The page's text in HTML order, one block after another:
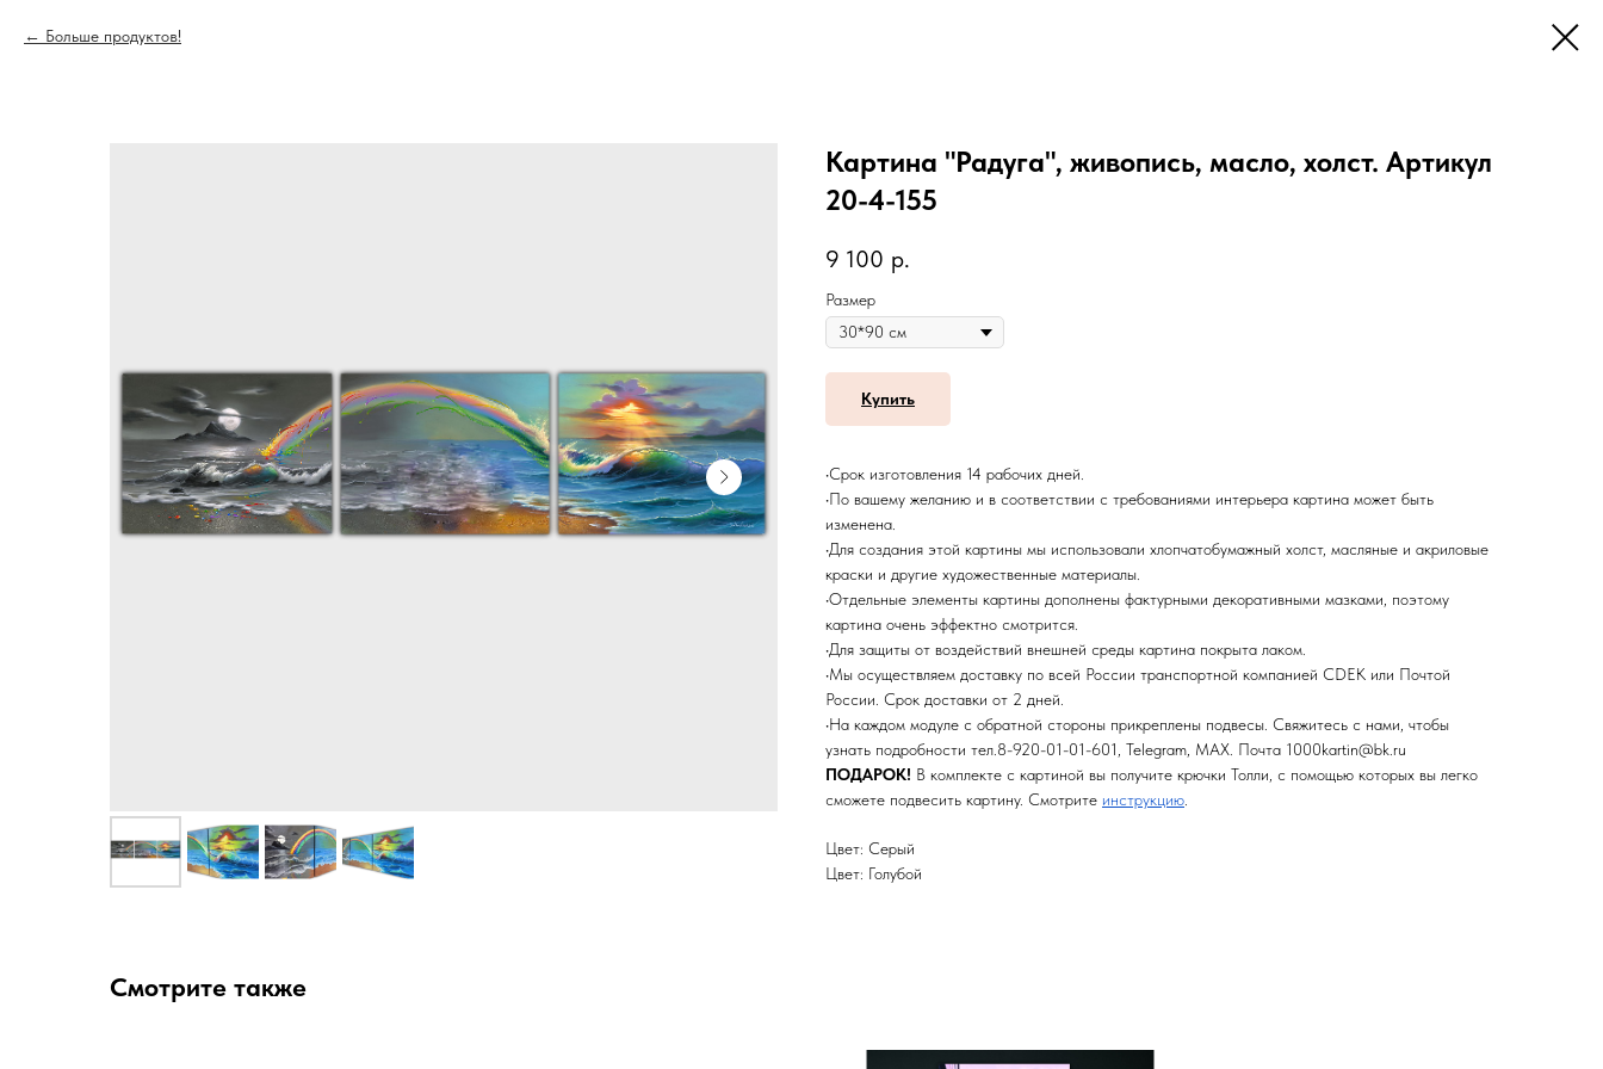
Больше продуктов!
Картина "Радуга", живопись, масло, холст. Артикул
20-4-155
9 100 р.
Размер
Купить
•Срок изготовления 14 рабочих дней.
•По вашему желанию и в соответствии с требованиями интерьера картина может быть
изменена.
•Для создания этой картины мы использовали хлопчатобумажный холст, масляные и акриловые
краски и другие художественные материалы.
•Отдельные элементы картины дополнены фактурными декоративными мазками, поэтому
картина очень эффектно смотрится.
•Для защиты от воздействий внешней среды картина покрыта лаком.
•Мы осуществляем доставку по всей России транспортной компанией CDEK или Почтой
России. Срок доставки от 2 дней.
•На каждом модуле с обратной стороны прикреплены подвесы. Свяжитесь с нами, чтобы
узнать подробности тел.8-920-01-01-601, Telegram, MAX. Почта 1000kartin@bk.ru
ПОДАРОК! В комплекте с картиной вы получите крючки Толли, с помощью которых вы легко
сможете подвесить картину. Смотрите инструкцию
Цвет: Серый
Цвет: Голубой
Смотрите также